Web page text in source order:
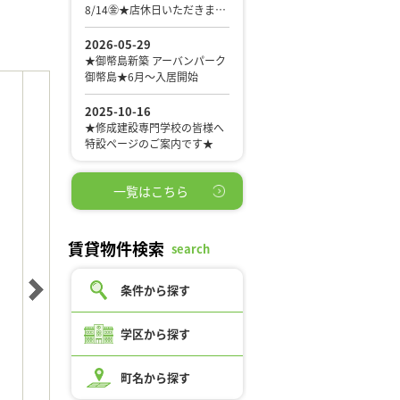
一覧はこちら
賃貸物件検索 search
条件から探す
学区から探す
町名から探す